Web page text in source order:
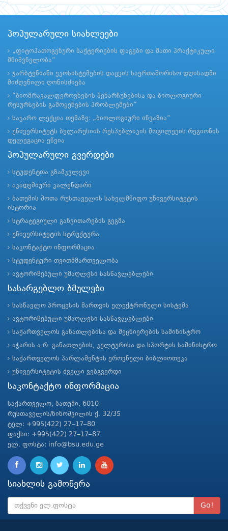
პოპულარული სიახლეები
„ფიტოპათოგენური ბაქტერიების ფაგები და მათი პრაქტიკული
მნიშვნელობა“
ჭარბტენიანი ეკოსისტემების დაცვის საერთაშორისო დღისადმი
მიძღვნილი ღონისძიება
“ბიომრავალფეროვნების შენარჩუნებისა და ბიოლოგიური
რესურსების გამოყენების პრობლემები”
საჯარო ლექცია თემაზე: „ბიოლოგიური ინვაზია“
უნივერსიტეტს ბელარუსიის რესპუბლიკის მოგილევის რეგიონის
დელეგაცია ეწვია
პოპულარული გვერდები
სტუდენტთა გზამკვლევი
აკადემიური კალენდარი
ბათუმის შოთა რუსთაველის სახელმწიფო უნივერსიტეტის
ისტორია
სტრატეგიული განვითარების გეგმა
უნივერსიტეტის სტრუქტურა
საკონტაქტო ინფორმაცია
სტუდენტური თვითმმართველობა
ავტორიზებული უმაღლესი სასწავლებლები
სასარგებლო ბმულები
სასწავლო პროცესის მართვის ელექტრონული სისტემა
ავტორიზებული უმაღლესი სასწავლებლები
საქართველოს განათლებისა და მეცნიერების სამინისტრო
აჭარის ა.რ. განათლების, კულტურისა და სპორტის სამინისტრო
საქართველოს პარლამენტის ეროვნული ბიბლიოთეკა
უნივერსიტეტის ძველი ვებგვერდი
საკონტაქტო ინფორმაცია
საქართველო, ბათუმი, 6010
რუსთაველის/ნინოშვილის ქ. 32/35
ტელ: +995(422) 27–17–80
ფაქსი: +995(422) 27–17–87
ელ. ფოსტა: info@bsu.edu.ge
სიახლის გამოწერა
Go!